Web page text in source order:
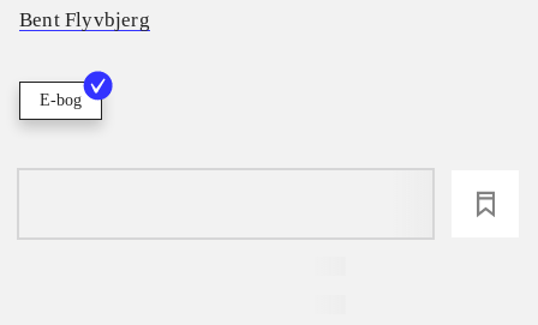
Bent Flyvbjerg
E-bog